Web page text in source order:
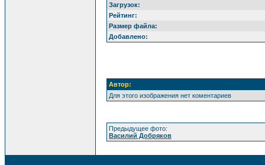
Загрузок:
Рейтинг:
Размер файла:
Добавлено:
Автор:
Для этого изображения нет коментариев
Предыдущее фото:
Василий Добряков